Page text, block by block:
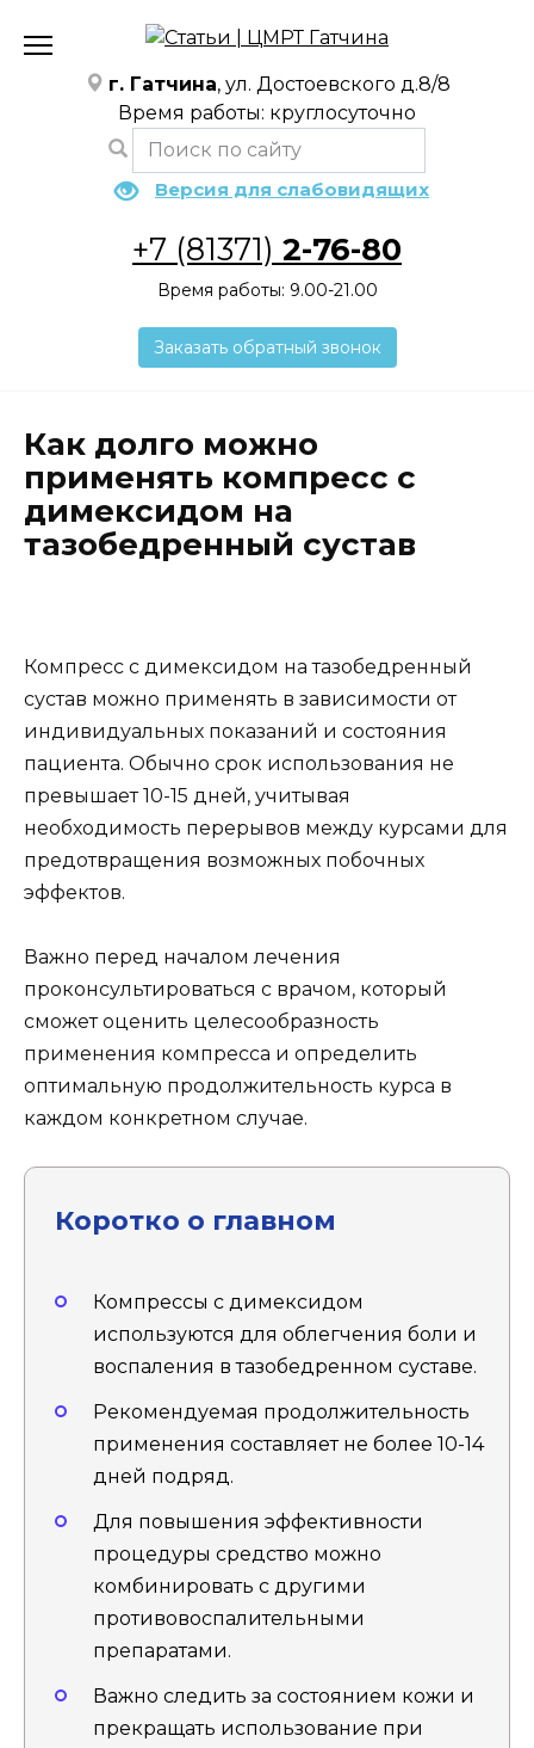
содержанию
г. Гатчина, ул. Достоевского д.8/8
Время работы: круглосуточно
Версия для слабовидящих
+7 (81371) 2-76-80
Время работы: 9.00-21.00
Заказать обратный звонок
Как долго можно
применять компресс с
димексидом на
тазобедренный сустав
Компресс с димексидом на тазобедренный
сустав можно применять в зависимости от
индивидуальных показаний и состояния
пациента. Обычно срок использования не
превышает 10-15 дней, учитывая
необходимость перерывов между курсами для
предотвращения возможных побочных
эффектов.
Важно перед началом лечения
проконсультироваться с врачом, который
сможет оценить целесообразность
применения компресса и определить
оптимальную продолжительность курса в
каждом конкретном случае.
Коротко о главном
Компрессы с димексидом
используются для облегчения боли и
воспаления в тазобедренном суставе.
Рекомендуемая продолжительность
применения составляет не более 10-14
дней подряд.
Для повышения эффективности
процедуры средство можно
комбинировать с другими
противовоспалительными
препаратами.
Важно следить за состоянием кожи и
прекращать использование при